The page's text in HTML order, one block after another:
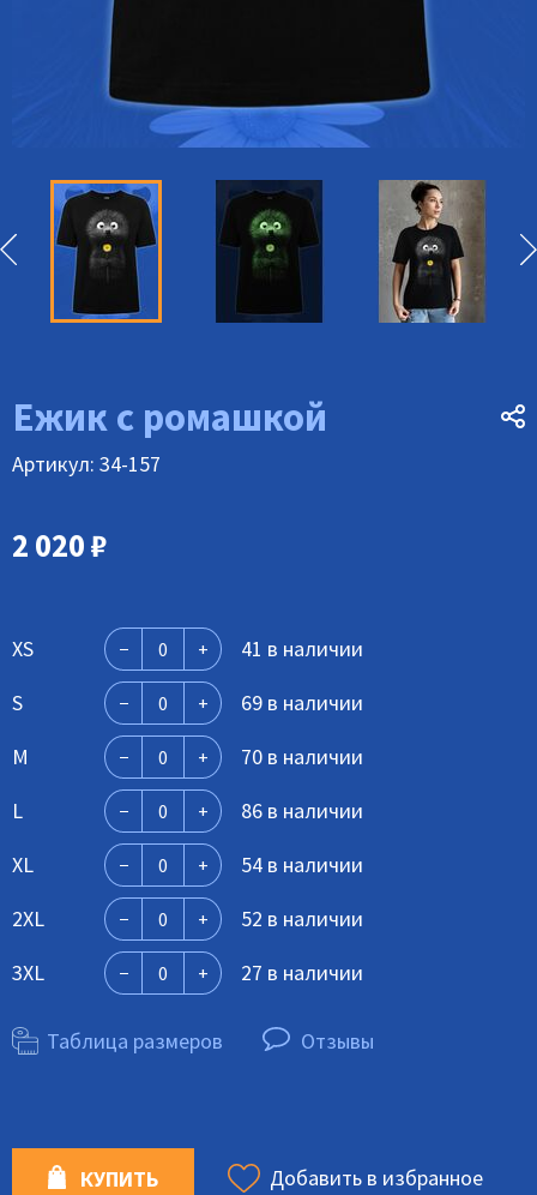
Ежик с ромашкой
Артикул: 34-157
2 020₽
XS
41 в наличии
S
69 в наличии
M
70 в наличии
L
86 в наличии
XL
54 в наличии
2XL
52 в наличии
3XL
27 в наличии
Таблица размеров Отзывы
КУПИТЬ Добавить в избранное